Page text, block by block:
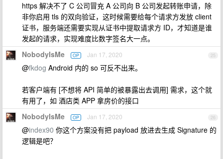
https 解决不了 C 公司冒充 A 公司向 B 公司发起转账申请，除
非你启用 tls 的双向验证，这时候需要给每个请求方发放 client
证书，服务端还需要实现从证书中提取请求方 ID，才知道是谁
发起的请求，实现难度比数字签名大一点。
25
NobodyIsMe OP Jan 17, 2020
@fkdog Android 内的 so 可反不出来。
若客户端有 [不想将 API 简单的被暴露出去调用] 需求，这个就
有用了，如 酒店类 APP 拿房价的接口
26
NobodyIsMe OP Jan 17, 2020
@index90 你这个方案没有把 payload 放进去生成 Signature 的
逻辑是吧？